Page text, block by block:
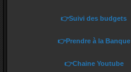
👉Suivi des budgets
👉Prendre à la Banque
👉Chaine Youtube